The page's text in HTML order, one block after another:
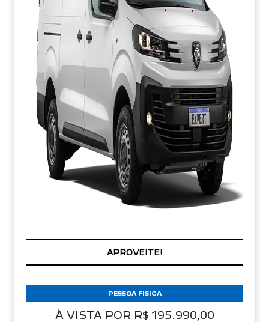
APROVEITE!
À VISTA POR R$ 195.990,00
PESSOA FÍSICA